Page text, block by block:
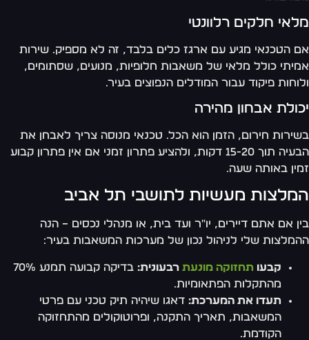
חלקים רלוונטי
הטכנאי מגיע עם ארגז כלים בלבד, זה לא מספיק. שירות
כולל מלאי של משאבות חלופיות, מנועים, שסתומים,
פיקוד עבור המודלים הנפוצים בעיר.
אבחון מהירה
חירום, הזמן הוא הכל. טכנאי מנוסה צריך לאבחן את
הבעיה תוך 15-20 דקות, ולהציע פתרון זמני אם אין פתרון קבוע
באותה שעה.
מעשיות לתושבי תל אביב
אם אתם דיירים, יו"ר ועד בית, או מנהלי נכסים – הנה
שלי לניהול נכון של מערכות המשאבות בעיר:
קבעותחזוקה מונעתרבעונית:
בדיקה קבועה תמנע 70%
מהתקלות הפתאומיות.
תעדו את המערכת:דאגו שיהיה תיק טכני עם פרטי
המשאבות, תאריך התקנה, ופרוטוקולים מהתחזוקה
הקודמת.